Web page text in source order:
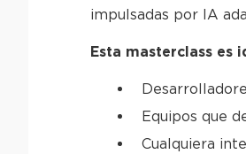
impulsadas por IA
Esta masterclass es
Equipos que
Cualquiera